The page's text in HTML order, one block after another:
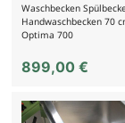
Waschbecken
Handwaschbecken 70
Optima 700
899,00 €